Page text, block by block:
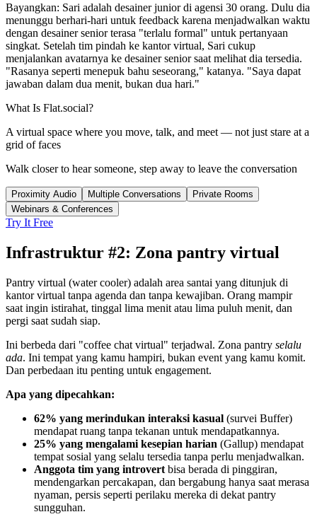
Bayangkan: Sari adalah desainer junior di agensi 30 orang. Dulu dia
menunggu berhari-hari untuk feedback karena menjadwalkan waktu
dengan desainer senior terasa "terlalu formal" untuk pertanyaan
singkat. Setelah tim pindah ke kantor virtual, Sari cukup
menjalankan avatarnya ke desainer senior saat melihat dia tersedia.
"Rasanya seperti menepuk bahu seseorang," katanya. "Saya dapat
jawaban dalam dua menit, bukan dua hari."
What Is Flat.social?
A virtual space where you move, talk, and meet — not just stare at a
grid of faces
Walk closer to hear someone, step away to leave the conversation
Proximity Audio Multiple Conversations
Private Rooms
Webinars & Conferences
Try It Free
Infrastruktur #2: Zona pantry virtual
Pantry virtual (water cooler) adalah area santai yang ditunjuk di
kantor virtual tanpa agenda dan tanpa kewajiban. Orang mampir
saat ingin istirahat, tinggal lima menit atau lima puluh menit, dan
pergi saat sudah siap.
Ini berbeda dari "coffee chat virtual" terjadwal. Zona pantry selalu
ada. Ini tempat yang kamu hampiri, bukan event yang kamu komit.
Dan perbedaan itu penting untuk engagement.
Apa yang dipecahkan:
62% yang merindukan interaksi kasual (survei Buffer)
mendapat ruang tanpa tekanan untuk mendapatkannya.
25% yang mengalami kesepian harian (Gallup) mendapat
tempat sosial yang selalu tersedia tanpa perlu menjadwalkan.
Anggota tim yang introvert bisa berada di pinggiran,
mendengarkan percakapan, dan bergabung hanya saat merasa
nyaman, persis seperti perilaku mereka di dekat pantry
sungguhan.